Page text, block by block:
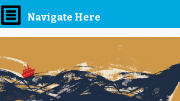
Navigate Here